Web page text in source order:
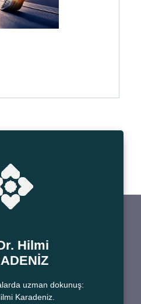
Hilmi
uzman dokunuş:
Karadeniz.